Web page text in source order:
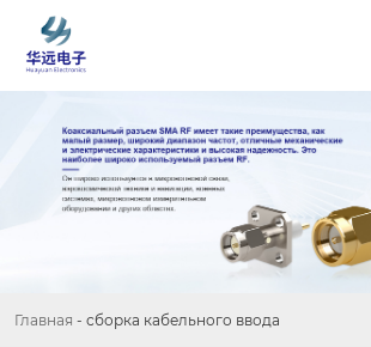
Главная - сборка кабельного ввода